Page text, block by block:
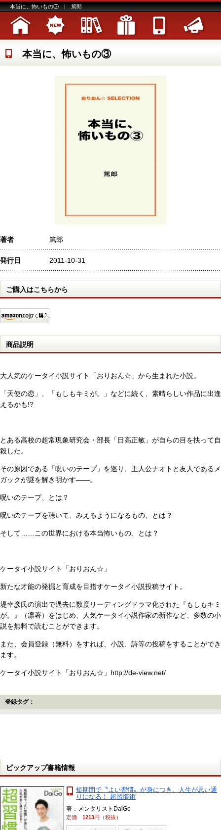
本当に、怖いもの③ | 篤郎
本当に、怖いもの③
著者 篤郎
発行日 2011-10-31
ご購入はこちらから
商品説明
大人気のケータイ小説サイト「おりおん☆」から生まれた小説。
「天使の恋」、「もしもキミが。」などに続く、素晴らしい作品に出逢
えるかも!?
とある高校の超常現象研究会・部長「日高正敏」が自らの目を抉って自
殺した。
その原因である「呪いのテープ」を巡り、主人公ナオトと友人であるメ
ガックが謎を解き明かす――。
呪いのテープ、とは？
呪いのテープを聴いて、みえるようになるもの、とは？
そして……この世界における本当怖いもの、とは？
ケータイ小説サイト「おりおん☆」
新たな才能の発掘と育成を目指すケータイ小説投稿サイト。
堤幸彦氏の演出で過去に数度リーディングドラマ化された『もしもキミ
が。』（凛著）をはじめ、人気ケータイ小説作家の新作など、多数の小
説を無料で読むことができます。
また、会員登録（無料）をすれば、小説、詩等の投稿をすることができ
ます。
ケータイ小説サイト「おりおん☆」http://de-view.net/
登録タグ：
ピックアップ書籍情報
短期間で〝よい習慣〟が身につき、人生が思い通
りになる！ 超習慣術
著：メンタリストDaiGo
定価1213円（税抜）